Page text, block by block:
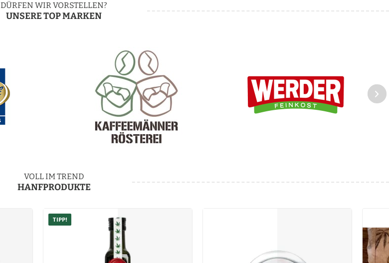
DÜRFEN WIR VORSTELLEN?
UNSERE TOP MARKEN
VOLL IM TREND
HANFPRODUKTE
TIPP!